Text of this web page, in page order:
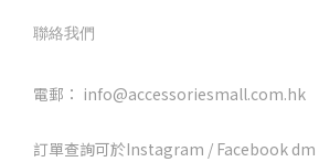
聯絡我們
電郵： info@accessoriesmall.com.hk
訂單查詢可於Instagram / Facebook